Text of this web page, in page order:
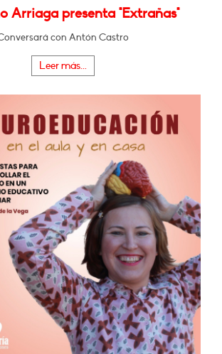
Arriaga presenta "Extrañas"
con Antón Castro
Leer más...